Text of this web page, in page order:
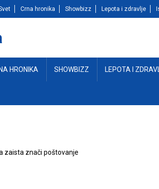
Crna hronika Showbizz Lepota i zdravlje
HRONIKA SHOWBIZZ LEPOTA I
zaista znači poštovanje